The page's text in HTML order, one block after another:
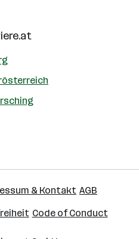
& Kontakt AGB
Code of Conduct